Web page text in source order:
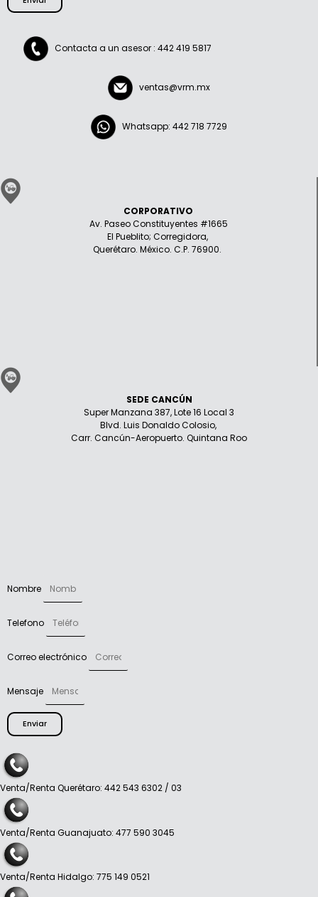
Contacta a un asesor : 442 419 5817
ventas@vrm.mx
Whatsapp: 442 718 7729
CORPORATIVO
Av. Paseo Constituyentes #1665
El Pueblito; Corregidora,
Querétaro. México. C.P. 76900.
SEDE CANCÚN
Super Manzana 387, Lote 16 Local 3
Blvd. Luis Donaldo Colosio,
Carr. Cancún-Aeropuerto. Quintana Roo
Nombre
Telefono
Correo electrónico
Mensaje
Enviar
Venta/Renta Querétaro: 442 543 6302 / 03
Venta/Renta Guanajuato: 477 590 3045
Venta/Renta Hidalgo: 775 149 0521